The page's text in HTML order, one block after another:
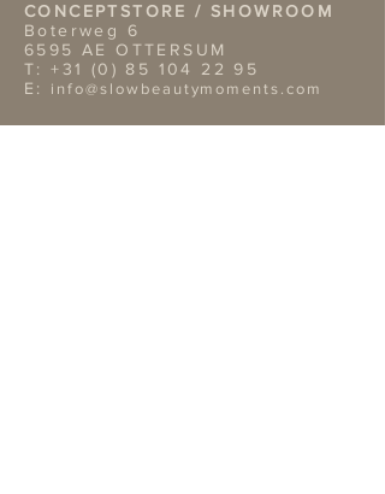
CONCEPTSTORE / SHOWROOM
Boterweg 6
6595 AE OTTERSUM
T:+31 (0) 85 104 22 95
E: info@slowbeautymoments.com